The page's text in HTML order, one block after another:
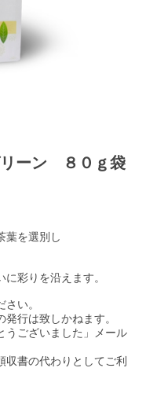
ーン ８０ｇ袋
葉を選別し
彩りを沿えます。
い。
行は致しかねます。
うございました」メール
書の代わりとしてご利